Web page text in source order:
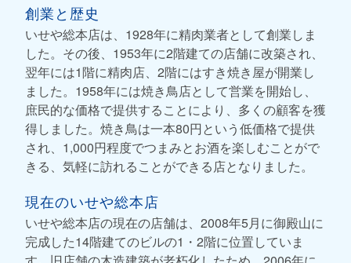
創業と歴史
いせや総本店は、1928年に精肉業者として創業しま
した。その後、1953年に2階建ての店舗に改築され、
翌年には1階に精肉店、2階にはすき焼き屋が開業し
ました。1958年には焼き鳥店として営業を開始し、
庶民的な価格で提供することにより、多くの顧客を獲
得しました。焼き鳥は一本80円という低価格で提供
され、1,000円程度でつまみとお酒を楽しむことがで
きる、気軽に訪れることができる店となりました。
現在のいせや総本店
いせや総本店の現在の店舗は、2008年5月に御殿山に
完成した14階建てのビルの1・2階に位置していま